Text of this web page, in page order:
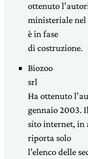
ottenuto
ministeriale
è in fase
di costruzione.
Biozoo
srl
Ha ottenuto
gennaio 2003.
sito internet, in
riporta solo
l’elenco delle